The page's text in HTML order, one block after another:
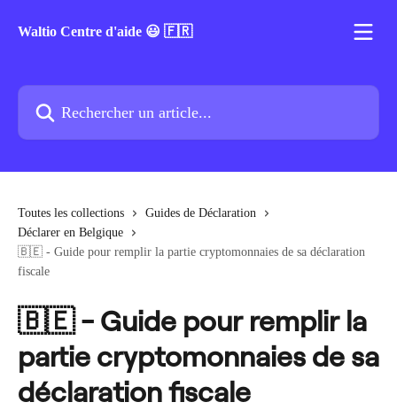
Waltio Centre d'aide 😃 🇫🇷
Rechercher un article...
Toutes les collections
Guides de Déclaration
Déclarer en Belgique
🇧🇪 - Guide pour remplir la partie cryptomonnaies de sa déclaration
fiscale
🇧🇪 - Guide pour remplir la
partie cryptomonnaies de sa
déclaration fiscale